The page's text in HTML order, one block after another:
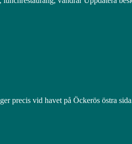
precis vid havet på Öckerös östra